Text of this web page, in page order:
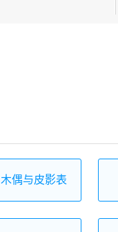
木偶与皮影表